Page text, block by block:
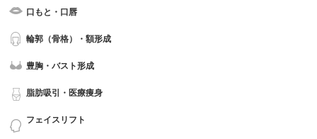
口もと・口唇
輪郭（骨格）・額形成
豊胸・バスト形成
脂肪吸引・医療痩身
フェイスリフト